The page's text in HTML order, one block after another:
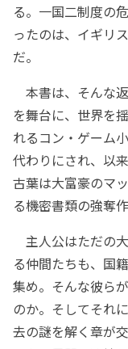
る。一国二制度の
ったのは、イギリ
だ。
本書は、そんな
を舞台に、世界を
れるコン・ゲーム
代わりにされ、以
古葉は大富豪のマ
る機密書類の強奪
主人公はただの
る仲間たちも、国
集め。そんな彼ら
のか。そしてそれ
去の謎を解く章が